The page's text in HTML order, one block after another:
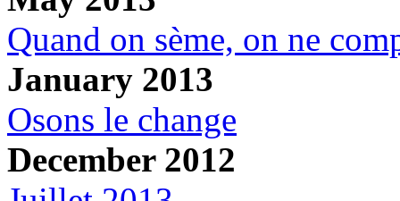
Quand on sème, on ne
January 2013
Osons le change
December 2012